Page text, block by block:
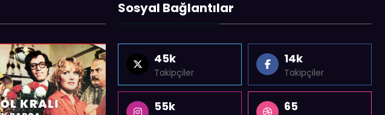
Sosyal Bağlantılar
45k
Takipçiler
14k
Takipçiler
55k 65